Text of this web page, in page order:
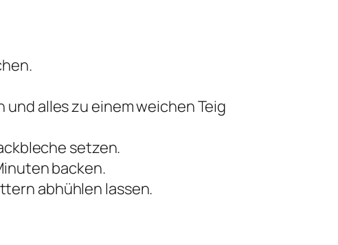
alles zu einem weichen Teig
setzen.
backen.
abhühlen lassen.